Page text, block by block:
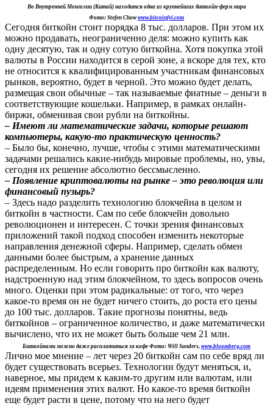
Во Внутренней Монголии (Китай) находится одна из крупнейших биткойн-ферм мира
Фото: Stefen Chow www.bitcoinfyi.com
Сегодня биткойн стоит порядка 8 тыс. долларов. При этом их
можно продавать, неограниченно деля: можно купить как
одну десятую, так и одну сотую биткойна. Хотя покупка этой
валюты в России находится в серой зоне, а вскоре для тех, кто
не относится к квалифицированным участникам финансовых
рынков, вероятно, будет в черной. Это можно будет делать,
размещая свои обычные – так называемые фиатные – деньги в
соответствующие кошельки. Например, в рамках онлайн-
биржи, обменивая свои рубли на биткойны.
– Имеют ли математические задачи, которые решают
компьютеры, какую-то практическую ценность?
– Было бы, конечно, лучше, чтобы с этими математическими
задачами решались какие-нибудь мировые проблемы, но, увы,
сегодня их решение абсолютно бессмысленно.
– Появление криптовалюты на рынке – это революция или
финансовый пузырь?
– Здесь надо разделить технологию блокчейна в целом и
биткойн в частности. Сам по себе блокчейн довольно
революционен и интересен. С точки зрения финансовых
приложений такой подход способен изменить некоторые
направления денежной сферы. Например, сделать обмен
данными более быстрым, а хранение данных
распределенным. Но если говорить про биткойн как валюту,
надстроенную над этим блокчейном, то здесь вопросов очень
много. Оценки при этом радикальные: от того, что через
какое-то время он не будет ничего стоить, до роста его цены
до 100 тыс. долларов. Такие прогнозы понятны, ведь
биткойнов – ограниченное количество, и даже математически
вычислено, что их не может быть больше чем 21 млн.
Биткойнами можно даже расплатиться за кофе Фото: Will Sanders, www.bloomberg.com
Лично мое мнение – лет через 20 биткойн сам по себе вряд ли
будет существовать всерьез. Технологии будут меняться, и,
наверное, мы придем к каким-то другим или валютам, или
идеям применения этих валют. Но какое-то время биткойн
еще будет расти в цене, потому что на него будет